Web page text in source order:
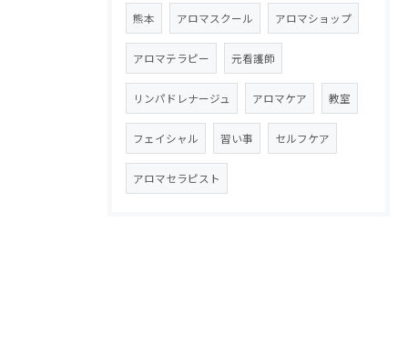
熊本 アロマスクール アロマショップ
アロマテラピー 元看護師
リンパドレナージュ アロマケア 教室
フェイシャル 習い事 セルフケア
アロマセラピスト